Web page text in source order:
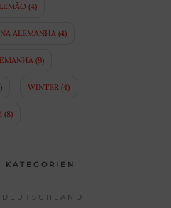
(4)
ALEMANHA (4)
(9)
WINTER (4)
(8)
KATEGORIEN